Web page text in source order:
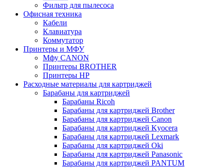
Фильтр для пылесоса
Офисная техника
Кабели
Клавиатура
Коммутатор
Принтеры и МФУ
Мфу CANON
Принтеры BROTHER
Принтеры HP
Расходные материалы для картриджей
Барабаны для картриджей
Барабаны Ricoh
Барабаны для картриджей Brother
Барабаны для картриджей Canon
Барабаны для картриджей Kyocera
Барабаны для картриджей Lexmark
Барабаны для картриджей Oki
Барабаны для картриджей Panasonic
Барабаны для картриджей PANTUM